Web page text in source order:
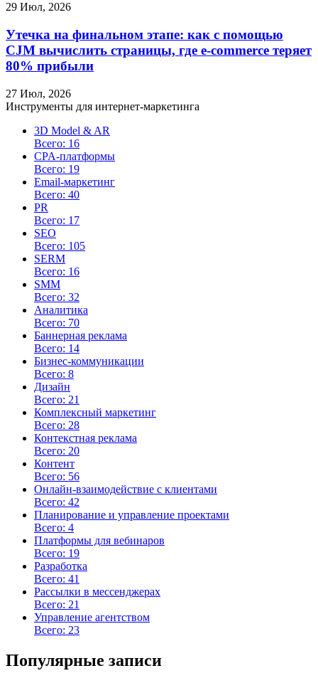
29 Июл, 2026
Утечка на финальном этапе: как с помощью
CJM вычислить страницы, где e-commerce теряет
80% прибыли
27 Июл, 2026
Инструменты для интернет-маркетинга
3D Model & AR
Всего: 16
CPA-платформы
Всего: 19
Email-маркетинг
Всего: 40
PR
Всего: 17
SEO
Всего: 105
SERM
Всего: 16
SMM
Всего: 32
Аналитика
Всего: 70
Баннерная реклама
Всего: 14
Бизнес-коммуникации
Всего: 8
Дизайн
Всего: 21
Комплексный маркетинг
Всего: 28
Контекстная реклама
Всего: 20
Контент
Всего: 56
Онлайн-взаимодействие с клиентами
Всего: 42
Планирование и управление проектами
Всего: 4
Платформы для вебинаров
Всего: 19
Разработка
Всего: 41
Рассылки в мессенджерах
Всего: 21
Управление агентством
Всего: 23
Популярные записи